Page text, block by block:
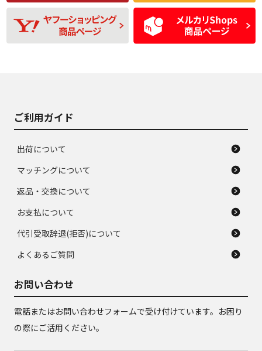
D
使用感や目立つ傷が
あり、一般的な中古
品
D
残り溝も少なく、偏
磨耗がみられ、短期
間使用できるくらい
の中古品
ご利用ガイド
出荷について
マッチングについて
返品・交換について
お支払について
代引受取辞退(拒否)について
よくあるご質問
お問い合わせ
電話またはお問い合わせフォームで受け付けています。お困り
の際にご活用ください。